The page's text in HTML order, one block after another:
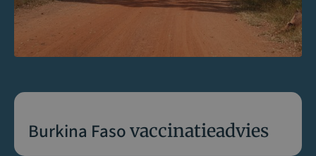
Burkina Fasovaccinatieadvies